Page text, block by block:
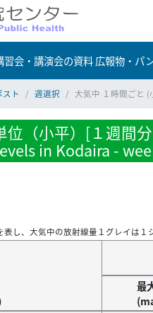
習会・講演会の資料 広報物・パ
ト 週選択 大気中 １時間ごと (
（小平）[１週間
in Kodaira -
し、大気中の放射線量１グレイは１
最